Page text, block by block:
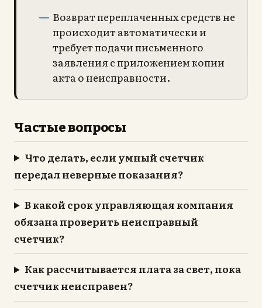
Возврат переплаченных средств не
происходит автоматически и
требует подачи письменного
заявления с приложением копии
акта о неисправности.
Частые вопросы
Что делать, если умный счетчик
передал неверные показания?
В какой срок управляющая компания
обязана проверить неисправный
счетчик?
Как рассчитывается плата за свет, пока
счетчик неисправен?